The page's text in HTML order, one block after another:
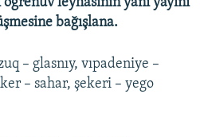
leyhasınıñ yañı yayını
bağışlana.
– glasnıy, vıpadeniye –
– sahar, şekeri – yego